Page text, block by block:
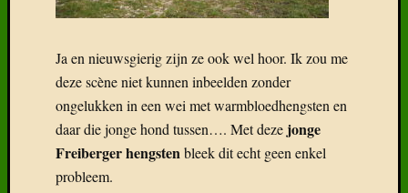
Ja en nieuwsgierig zijn ze ook wel hoor. Ik zou me
deze scène niet kunnen inbeelden zonder
ongelukken in een wei met warmbloedhengsten en
daar die jonge hond tussen…. Met deze jonge
Freiberger hengstenbleek dit echt geen enkel
probleem.